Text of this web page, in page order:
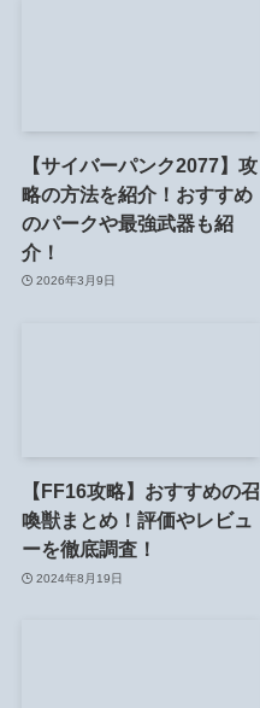
【サイバーパンク2077】攻
略の方法を紹介！おすすめ
のパークや最強武器も紹
介！
2026年3月9日
【FF16攻略】おすすめの召
喚獣まとめ！評価やレビュ
ーを徹底調査！
2024年8月19日